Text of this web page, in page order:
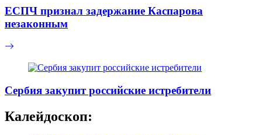
ЕСПЧ признал задержание Каспарова
незаконным
Сербия закупит российские истребители
Калейдоскоп: